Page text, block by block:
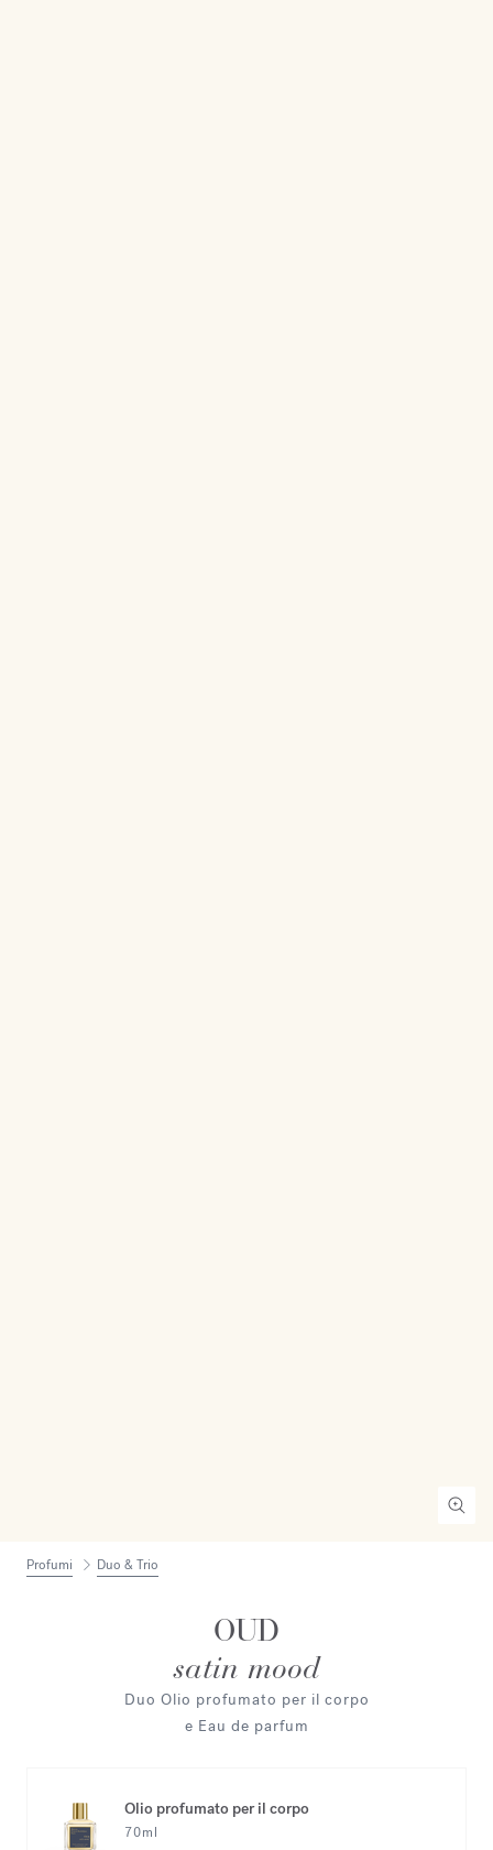
Profumi Duo & Trio
OUD
satin mood
Duo Olio profumato per il corpo
e Eau de parfum
Olio profumato per il corpo
70ml